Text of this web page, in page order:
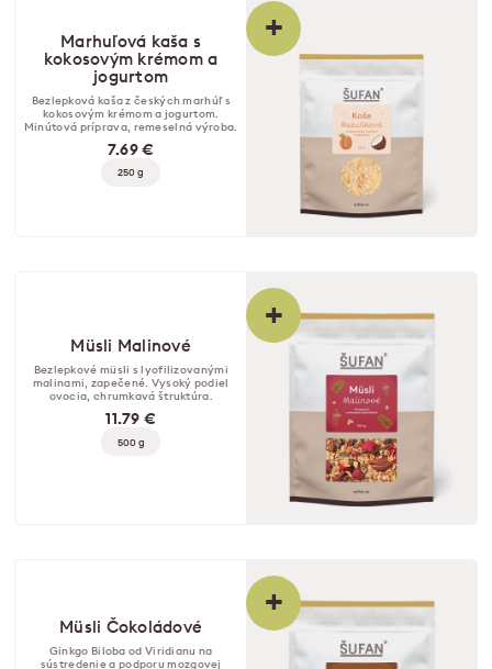
+
Marhuľová kaša s
kokosovým krémom a
jogurtom
Bezlepková kaša z českých marhúľ s
kokosovým krémom a jogurtom.
Minútová príprava, remeselná výroba.
7.69 €
250 g
+
Müsli Malinové
Bezlepkové müsli s lyofilizovanými
malinami, zapečené. Vysoký podiel
ovocia, chrumkavá štruktúra.
11.79 €
500 g
+
Müsli Čokoládové
Ginkgo Biloba od Viridianu na
sústredenie a podporu mozgovej